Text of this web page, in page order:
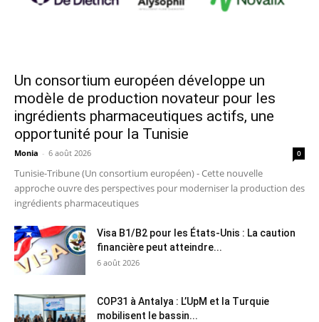
Un consortium européen développe un
modèle de production novateur pour les
ingrédients pharmaceutiques actifs, une
opportunité pour la Tunisie
Monia - 6 août 2026 0
Tunisie-Tribune (Un consortium européen) - Cette nouvelle
approche ouvre des perspectives pour moderniser la production des
ingrédients pharmaceutiques
Visa B1/B2 pour les États-Unis : La caution
financière peut atteindre...
6 août 2026
COP31 à Antalya : L’UpM et la Turquie
mobilisent le bassin...